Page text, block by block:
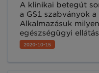
A klinikai betegút
a GS1 szabványok
Alkalmazásuk
egészségügyi
melyekre cikkünk
2020-10-15